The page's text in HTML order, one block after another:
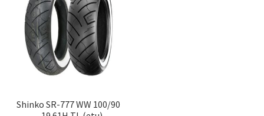
Shinko SR-777 WW 100/90